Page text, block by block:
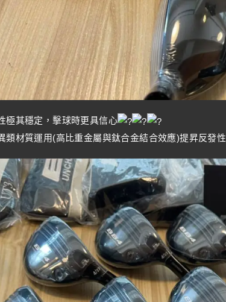
極其穩定，擊球時更具信心
類材質運用(高比重金屬與鈦合金結合效應)提昇反發